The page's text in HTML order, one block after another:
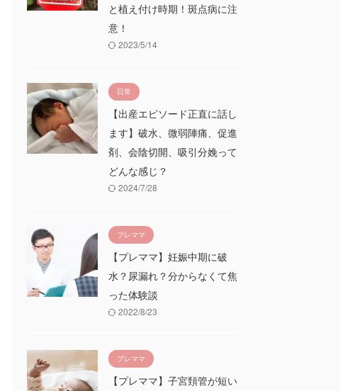
と植え付け時期！斑点病に注
意！
2023/5/14
日常
【出産エピソード正直に話し
ます】破水、微弱陣痛、促進
剤、会陰切開、吸引分娩って
どんな感じ？
2024/7/28
プレママ
【プレママ】妊娠中期に破
水？尿漏れ？分からなくて焦
った体験談
2022/8/23
プレママ
【プレママ】子宮頚管が短い